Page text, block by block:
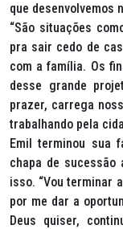
que desenvolvemos
“São situações
pra sair cedo de
com a família. Os
desse grande
prazer, carrega
trabalhando pela
Emil terminou sua
chapa de
isso. “Vou terminar
por me dar a
Deus quiser,